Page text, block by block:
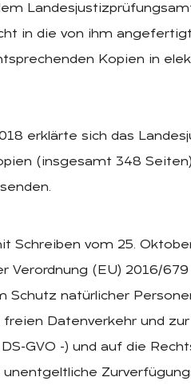
in die von ihm
Kopien in
erklärte sich das
(insgesamt 348
Schreiben vom 25.
Verordnung (EU) 2016/
Schutz natürlicher
Datenverkehr und
GVO -) und auf die
unentgeltliche